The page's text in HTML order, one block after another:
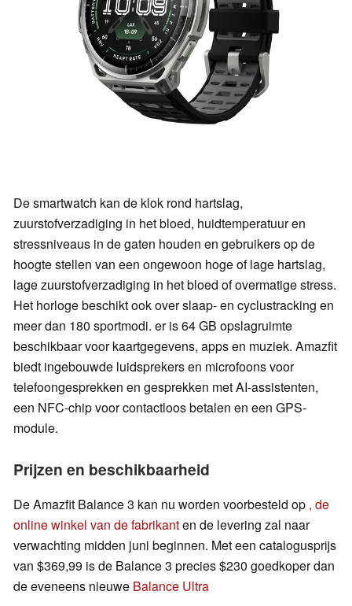
De smartwatch kan de klok rond hartslag,
zuurstofverzadiging in het bloed, huidtemperatuur en
stressniveaus in de gaten houden en gebruikers op de
hoogte stellen van een ongewoon hoge of lage hartslag,
lage zuurstofverzadiging in het bloed of overmatige stress.
Het horloge beschikt ook over slaap- en cyclustracking en
meer dan 180 sportmodi. er is 64 GB opslagruimte
beschikbaar voor kaartgegevens, apps en muziek. Amazfit
biedt ingebouwde luidsprekers en microfoons voor
telefoongesprekken en gesprekken met AI-assistenten,
een NFC-chip voor contactloos betalen en een GPS-
module.
Prijzen en beschikbaarheid
De Amazfit Balance 3 kan nu worden voorbesteld op , de
online winkel van de fabrikanten de levering zal naar
verwachting midden juni beginnen. Met een catalogusprijs
van $369,99 is de Balance 3 precies $230 goedkoper dan
de eveneens nieuwe Balance Ultra